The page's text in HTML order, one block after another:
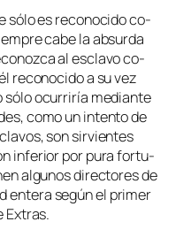
só­lo es re­co­no­ci­do co­
ca­be la ab­sur­da
al es­cla­vo co­
re­co­no­ci­do a su vez
só­lo ocu­rri­ría me­dian­te
co­mo un in­ten­to de
son sir­vien­tes
in­fe­rior por pu­ra for­tu­
al­gu­nos di­rec­to­res de
en­te­ra se­gún el pri­mer
Extras.